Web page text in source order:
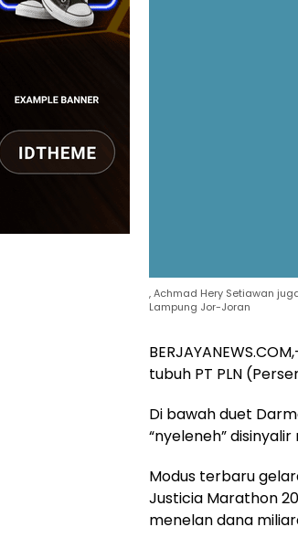
, Achmad Hery Setiawan
Lampung Jor-Joran
tubuh PT PLN
Di bawah duet
“nyeleneh”
Modus terbaru
Justicia Marathon
menelan dana